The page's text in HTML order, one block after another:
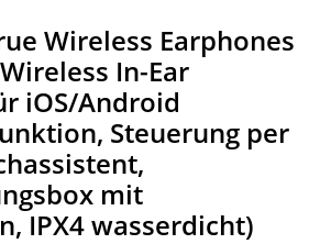
Wireless Earphones
In-Ear
iOS/Android
Steuerung per
mit
IPX4 wasserdicht)